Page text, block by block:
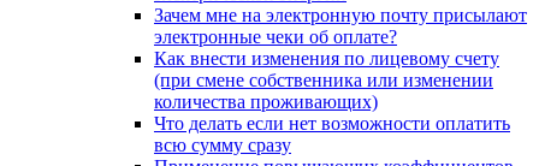
Зачем мне на электронную почту присылают
электронные чеки об оплате?
Как внести изменения по лицевому счету
(при смене собственника или изменении
количества проживающих)
Что делать если нет возможности оплатить
всю сумму сразу